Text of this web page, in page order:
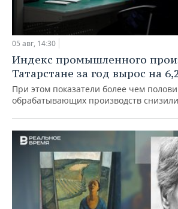
05 авг, 14:30
Индекс промышленного
Татарстане за год вырос на
При этом показатели более чем
обрабатывающих производств